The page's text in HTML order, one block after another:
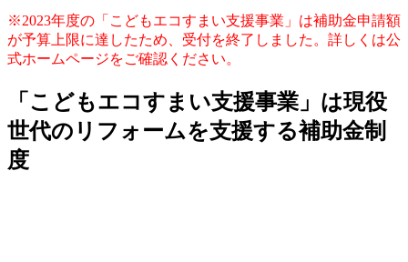
※2023年度の「こどもエコすまい支援事業」は補助金申請額
が予算上限に達したため、受付を終了しました。詳しくは公
式ホームページをご確認ください。
「こどもエコすまい支援事業」は現役
世代のリフォームを支援する補助金制
度